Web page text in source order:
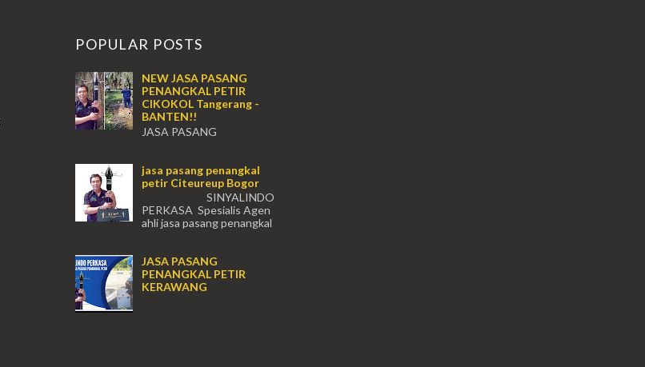
POPULAR POSTS
NEW JASA PASANG
PENANGKAL PETIR
CIKOKOL Tangerang -
BANTEN!!
JASA PASANG
PENANGKAL PETIR CIKOKOL
TANGERANG , JASA PENANGKAL
PETIR CIKOKOL TANGERANG ...
jasa pasang penangkal
petir Citeureup Bogor
SINYALINDO
PERKASA Spesialis Agen
ahli jasa pasang penangkal
JASA PASANG
PENANGKAL PETIR
KERAWANG